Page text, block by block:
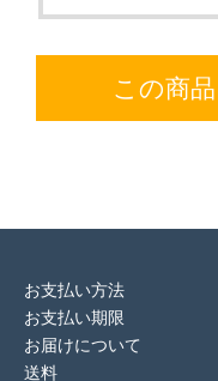
この商
お支払い方法
お支払い期限
お届けについて
送料